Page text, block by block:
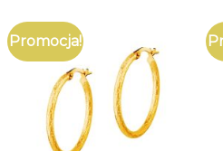
Promocja!